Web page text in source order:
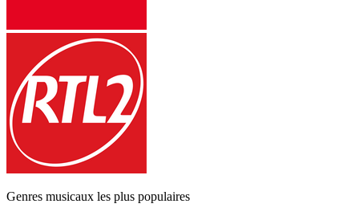
Genres musicaux les plus populaires